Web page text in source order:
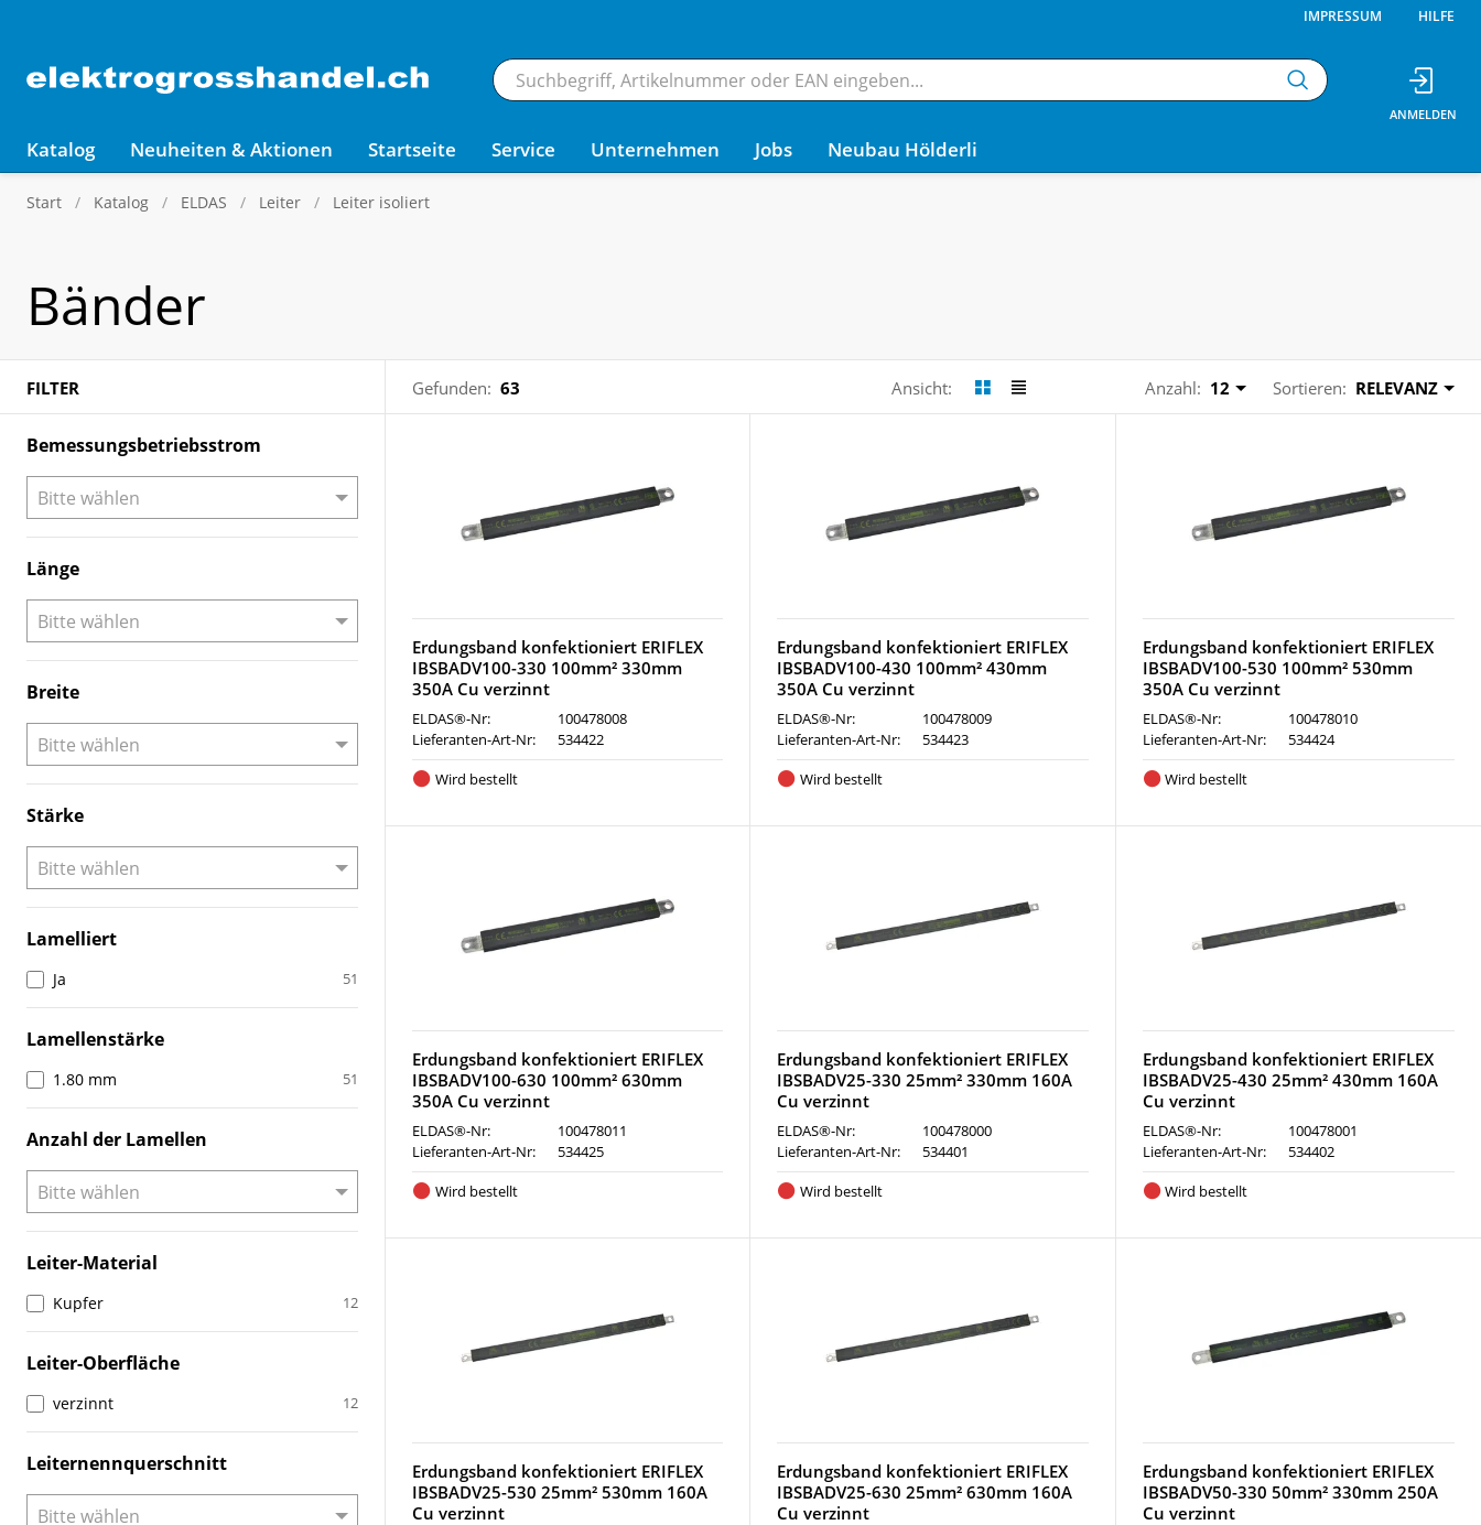
IMPRESSUM HILFE
Katalog Neuheiten & Aktionen Startseite Service Unternehmen Jobs Neubau Hölderli
Start Katalog ELDAS Leiter Leiter isoliert
Bänder
FILTER Gefunden: 63 Ansicht: Anzahl: 12 Sortieren: RELEVANZ
Bemessungsbetriebsstrom
Länge
Breite
Stärke
Lamelliert
Ja 51
Lamellenstärke
1.80 mm 51
Anzahl der Lamellen
Leiter-Material
Kupfer 12
Leiter-Oberfläche
verzinnt 12
Leiternennquerschnitt
Erdungsband konfektioniert ERIFLEX
IBSBADV100-330 100mm² 330mm
350A Cu verzinnt
ELDAS®-Nr:
100478008
Lieferanten-Art-Nr:
534422
Wird bestellt
Erdungsband konfektioniert ERIFLEX
IBSBADV100-430 100mm² 430mm
350A Cu verzinnt
ELDAS®-Nr:
100478009
Lieferanten-Art-Nr:
534423
Wird bestellt
Erdungsband konfektioniert ERIFLEX
IBSBADV100-530 100mm² 530mm
350A Cu verzinnt
ELDAS®-Nr:
100478010
Lieferanten-Art-Nr:
534424
Wird bestellt
Erdungsband konfektioniert ERIFLEX
IBSBADV100-630 100mm² 630mm
350A Cu verzinnt
ELDAS®-Nr:
100478011
Lieferanten-Art-Nr:
534425
Wird bestellt
Erdungsband konfektioniert ERIFLEX
IBSBADV25-330 25mm² 330mm 160A
Cu verzinnt
ELDAS®-Nr:
100478000
Lieferanten-Art-Nr:
534401
Wird bestellt
Erdungsband konfektioniert ERIFLEX
IBSBADV25-430 25mm² 430mm 160A
Cu verzinnt
ELDAS®-Nr:
100478001
Lieferanten-Art-Nr:
534402
Wird bestellt
Erdungsband konfektioniert ERIFLEX
IBSBADV25-530 25mm² 530mm 160A
Cu verzinnt
Erdungsband konfektioniert ERIFLEX
IBSBADV25-630 25mm² 630mm 160A
Cu verzinnt
Erdungsband konfektioniert ERIFLEX
IBSBADV50-330 50mm² 330mm 250A
Cu verzinnt